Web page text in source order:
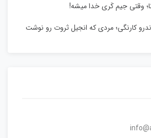
وقتی جیم کَری خدا میشه!
کارنگی؛ مردی که انجیل ثروت رو نوشت